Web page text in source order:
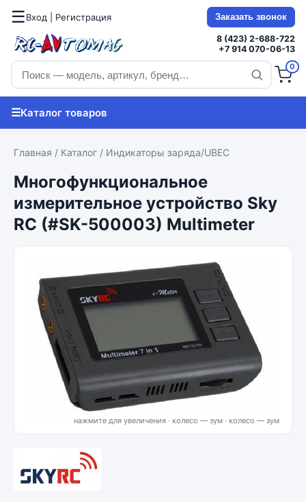
☰Вход | Регистрация Заказать звонок
8 (423) 2-688-722
+7 914 070-06-13
0
☰Каталог товаров
Главная / Каталог / Индикаторы заряда/UBEC
Многофункциональное
измерительное устройство Sky
RC (#SK-500003) Multimeter
нажмите для увеличения · колесо — зум